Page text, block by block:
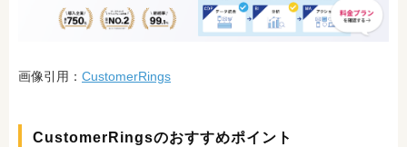
画像引用： CustomerRings
CustomerRingsのおすすめポイント